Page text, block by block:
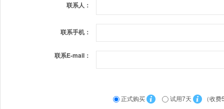
联系人：
联系手机：
联系E-mail：
正式购买 试用7天
（收费